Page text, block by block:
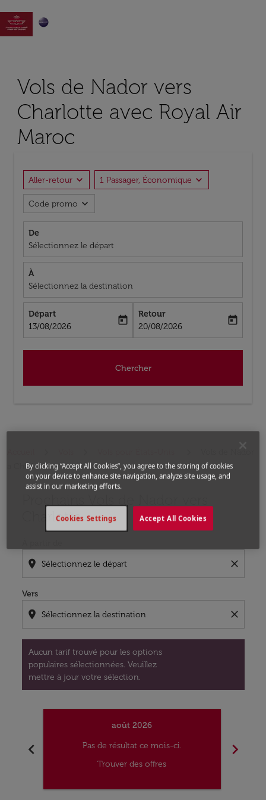

Vols de Nador vers
Charlotte avec Royal Air
Maroc
Aller-retour expand_more 1 Passager, Économique expand_more
Code promo expand_more
De
Sélectionnez le départ
À
Sélectionnez la destination
Départ
fc-booking-departure-date-aria-label
13/08/2026
today
Retour
fc-booking-return-date-aria-label
20/08/2026
today
Chercher
Vols de Nador
a Charlotte
Charlotte
location_on close
Vers
location_on close
Aucun tarif trouvé pour les options
populaires sélectionnées. Veuillez
mettre à jour votre sélection.
chevron_left
août 2026
Pas de résultat ce mois-ci.
Trouver des offres
chevron_right
By clicking “Accept All Cookies”, you agree to the storing of cookies
on your device to enhance site navigation, analyze site usage, and
assist in our marketing efforts.
Accept All Cookies
Cookies Settings